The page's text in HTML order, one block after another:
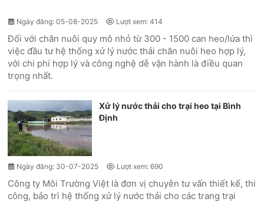
Ngày đăng: 05-08-2025 Lượt xem: 414
Đối với chăn nuôi quy mô nhỏ từ 300 - 1500 can heo/lứa thì
việc đầu tư hệ thống xử lý nước thải chăn nuôi heo hợp lý,
với chi phí hợp lý và công nghệ dễ vận hành là điều quan
trọng nhất.
Xử lý nước thải cho trại heo tại Bình
Định
Ngày đăng: 30-07-2025 Lượt xem: 690
Công ty Môi Trường Việt là đơn vị chuyên tư vấn thiết kế, thi
công, bảo trì hệ thống xử lý nước thải cho các trang trại